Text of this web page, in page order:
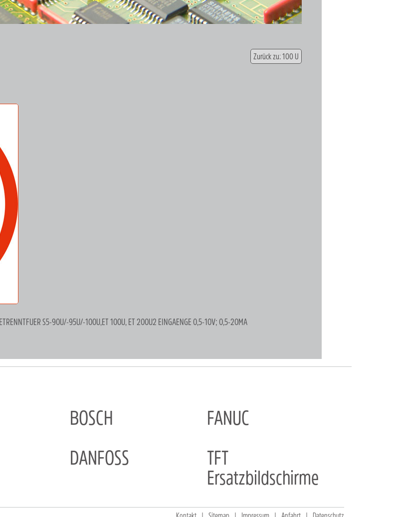
Zurück zu: 100 U
S5-90U/-95U/-100U,ET 100U, ET 200U2 EINGAENGE 0,5-10V; 0,5-20MA
BOSCH
FANUC
DANFOSS
TFT
Ersatzbildschirme